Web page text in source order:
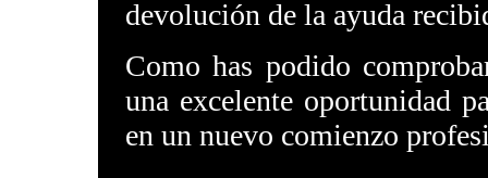
devolución de la ayuda
Como has podido
una excelente oportunidad
en un nuevo comienzo